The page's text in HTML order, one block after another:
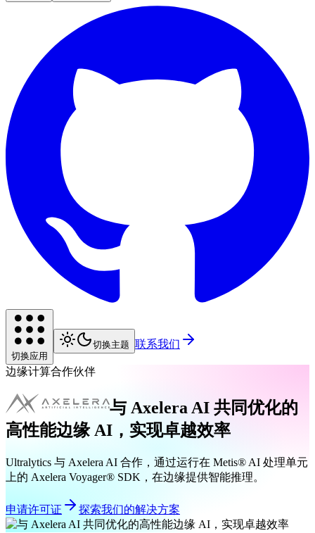
切换应用
切换主题 联系我们
边缘计算合作伙伴
与 Axelera AI 共同优化的
高性能边缘 AI，实现卓越效率
Ultralytics 与 Axelera AI 合作，通过运行在 Metis® AI 处理单元
上的 Axelera Voyager® SDK，在边缘提供智能推理。
申请许可证 探索我们的解决方案